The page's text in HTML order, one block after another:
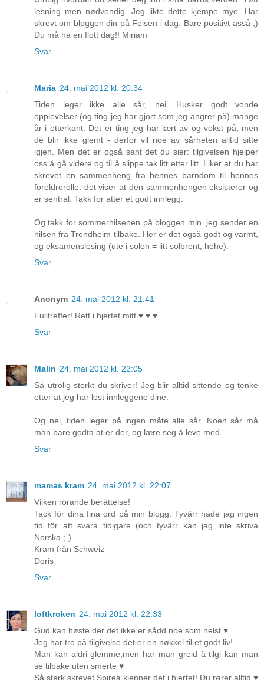
lesning men nødvendig. Jeg likte dette kjempe mye. Har
skrevt om bloggen din på Feisen i dag. Bare positivt asså ;)
Du må ha en flott dag!! Miriam
Svar
Maria 24. mai 2012 kl. 20:34
Tiden leger ikke alle sår, nei. Husker godt vonde
opplevelser (og ting jeg har gjort som jeg angrer på) mange
år i etterkant. Det er ting jeg har lært av og vokst på, men
de blir ikke glemt - derfor vil noe av sårheten alltid sitte
igjen. Men det er også sant det du sier: tilgivelsen hjelper
oss å gå videre og til å slippe tak litt etter litt. Liker at du har
skrevet en sammenheng fra hennes barndom til hennes
foreldrerolle: det viser at den sammenhengen eksisterer og
er sentral. Takk for atter et godt innlegg.
Og takk for sommerhilsenen på bloggen min, jeg sender en
hilsen fra Trondheim tilbake. Her er det også godt og varmt,
og eksamenslesing (ute i solen = litt solbrent, hehe).
Svar
Anonym 24. mai 2012 kl. 21:41
Fulltreffer! Rett i hjertet mitt ♥ ♥ ♥
Svar
Malin 24. mai 2012 kl. 22:05
Så utrolig sterkt du skriver! Jeg blir alltid sittende og tenke
etter at jeg har lest innleggene dine.
Og nei, tiden leger på ingen måte alle sår. Noen sår må
man bare godta at er der, og lære seg å leve med.
Svar
mamas kram 24. mai 2012 kl. 22:07
Vilken rörande berättelse!
Tack för dina fina ord på min blogg. Tyvärr hade jag ingen
tid för att svara tidigare (och tyvärr kan jag inte skriva
Norska ;-)
Kram från Schweiz
Doris
Svar
loftkroken 24. mai 2012 kl. 22:33
Gud kan høste der det ikke er sådd noe som helst ♥
Jeg har tro på tilgivelse det er en nøkkel til et godt liv!
Man kan aldri glemme,men har man greid å tilgi kan man
se tilbake uten smerte ♥
Så sterk skrevet Spirea,kjenner det i hjertet! Du rører alltid ♥